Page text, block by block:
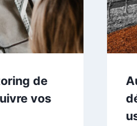
de
vos